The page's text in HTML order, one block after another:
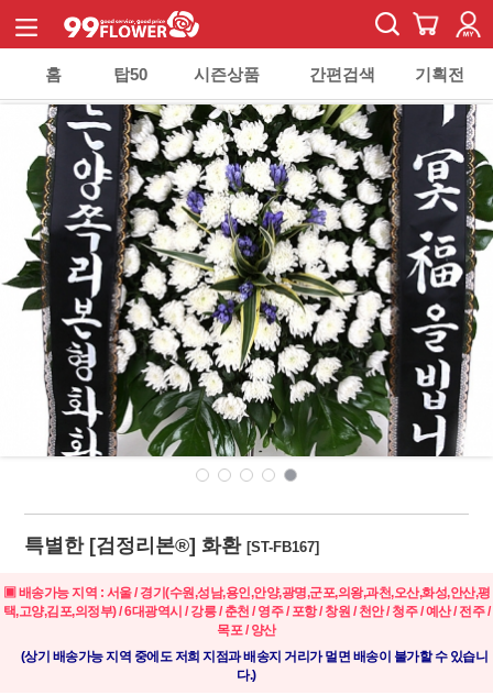
홈 탑50 시즌상품 간편검색 기획전
특별한 [검정리본®] 화환[ST-FB167]
▣ 배송가능 지역 : 서울 / 경기(수원,성남,용인,안양,광명,군포,의왕,과천,오산,화성,안산,평
택,고양,김포,의정부) / 6대광역시 / 강릉 / 춘천 / 영주 / 포항 / 창원 / 천안 / 청주 / 예산 / 전주 /
목포 / 양산
(상기 배송가능 지역 중에도 저희 지점과 배송지 거리가 멀면 배송이 불가할 수 있습니
다.)